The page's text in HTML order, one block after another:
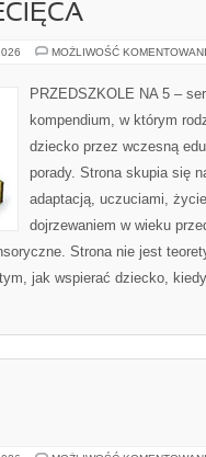
MOŻLIWOŚĆ
PRZEDSZKOLE NA 5 –
kompendium, w którym
dziecko przez wczesną
porady. Strona skupia się
adaptacją, uczuciami,
dojrzewaniem w wieku
Strona nie jest
jak wspierać dziecko,